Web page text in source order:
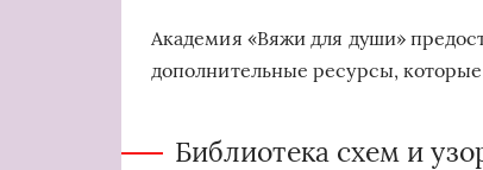
Академия «Вяжи для души»
дополнительные ресурсы,
Библиотека схем и